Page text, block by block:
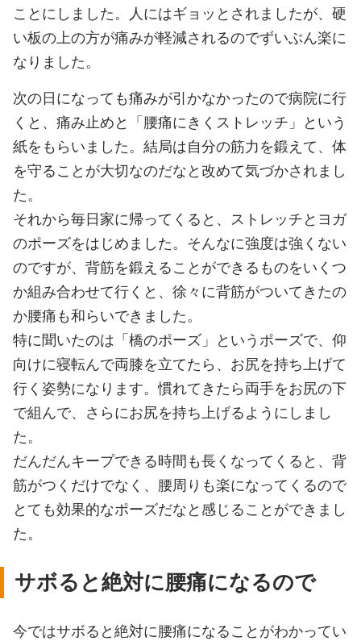
ことにしました。人にはギョッとされましたが、硬
い板の上の方が痛みが軽減されるのでずいぶん楽に
なりました。
次の日になっても痛みが引かなかったので病院に行
くと、痛み止めと「腰痛にきくストレッチ」という
紙をもらいました。結局は自分の筋力を鍛えて、体
を守ることが大切なのだなと改めて気づかされまし
た。
それから毎日家に帰ってくると、ストレッチとヨガ
のポーズをはじめました。そんなに強度は強くない
のですが、背筋を鍛えることができるものをいくつ
か組み合わせて行くと、徐々に背筋がついてきたの
か腰痛も和らいできました。
特に聞いたのは「橋のポーズ」というポーズで、仰
向けに寝転んで両膝を立てたら、お尻を持ち上げて
行く姿勢になります。慣れてきたら両手をお尻の下
で組んで、さらにお尻を持ち上げるようにしまし
た。
だんだんキープできる時間も長くなってくると、背
筋がつくだけでなく、腰周りも楽になってくるので
とても効果的なポーズだなと感じることができまし
た。
サボると絶対に腰痛になるので
今ではサボると絶対に腰痛になることがわかってい